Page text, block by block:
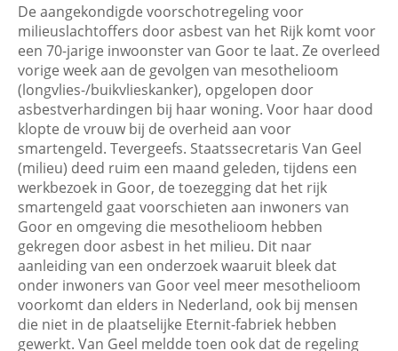
De aangekondigde voorschotregeling voor
milieuslachtoffers door asbest van het Rijk komt voor
een 70-jarige inwoonster van Goor te laat. Ze overleed
vorige week aan de gevolgen van mesothelioom
(longvlies-/buikvlieskanker), opgelopen door
asbestverhardingen bij haar woning. Voor haar dood
klopte de vrouw bij de overheid aan voor
smartengeld. Tevergeefs. Staatssecretaris Van Geel
(milieu) deed ruim een maand geleden, tijdens een
werkbezoek in Goor, de toezegging dat het rijk
smartengeld gaat voorschieten aan inwoners van
Goor en omgeving die mesothelioom hebben
gekregen door asbest in het milieu. Dit naar
aanleiding van een onderzoek waaruit bleek dat
onder inwoners van Goor veel meer mesothelioom
voorkomt dan elders in Nederland, ook bij mensen
die niet in de plaatselijke Eternit-fabriek hebben
gewerkt. Van Geel meldde toen ook dat de regeling